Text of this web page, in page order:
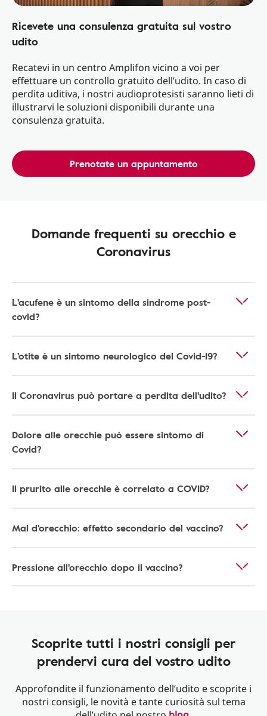
Ricevete una consulenza gratuita sul vostro
udito
Recatevi in un centro Amplifon vicino a voi per
effettuare un controllo gratuito dell’udito. In caso di
perdita uditiva, i nostri audioprotesisti saranno lieti di
illustrarvi le soluzioni disponibili durante una
consulenza gratuita.
Prenotate un appuntamento
Domande frequenti su orecchio e
Coronavirus
L'acufene è un sintomo della sindrome post-
covid?
L'otite è un sintomo neurologico del Covid-19?
Il Coronavirus può portare a perdita dell'udito?
Dolore alle orecchie può essere sintomo di
Covid?
Il prurito alle orecchie è correlato a COVID?
Mal d'orecchio: effetto secondario del vaccino?
Pressione all'orecchio dopo il vaccino?
Scoprite tutti i nostri consigli per
prendervi cura del vostro udito
Approfondite il funzionamento dell’udito e scoprite i
nostri consigli, le novità e tante curiosità sul tema